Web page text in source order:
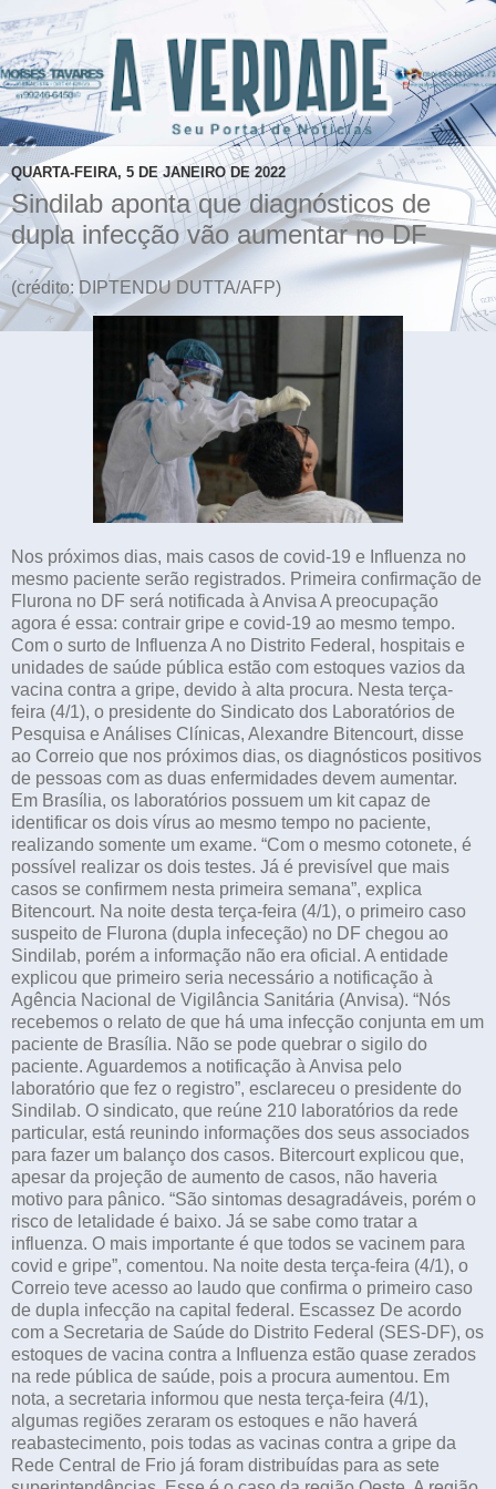
QUARTA-FEIRA, 5 DE JANEIRO DE 2022
Sindilab aponta que diagnósticos de
dupla infecção vão aumentar no DF
(crédito: DIPTENDU DUTTA/AFP)
Nos próximos dias, mais casos de covid-19 e Influenza no
mesmo paciente serão registrados. Primeira confirmação de
Flurona no DF será notificada à Anvisa A preocupação
agora é essa: contrair gripe e covid-19 ao mesmo tempo.
Com o surto de Influenza A no Distrito Federal, hospitais e
unidades de saúde pública estão com estoques vazios da
vacina contra a gripe, devido à alta procura. Nesta terça-
feira (4/1), o presidente do Sindicato dos Laboratórios de
Pesquisa e Análises Clínicas, Alexandre Bitencourt, disse
ao Correio que nos próximos dias, os diagnósticos positivos
de pessoas com as duas enfermidades devem aumentar.
Em Brasília, os laboratórios possuem um kit capaz de
identificar os dois vírus ao mesmo tempo no paciente,
realizando somente um exame. “Com o mesmo cotonete, é
possível realizar os dois testes. Já é previsível que mais
casos se confirmem nesta primeira semana”, explica
Bitencourt. Na noite desta terça-feira (4/1), o primeiro caso
suspeito de Flurona (dupla infeceção) no DF chegou ao
Sindilab, porém a informação não era oficial. A entidade
explicou que primeiro seria necessário a notificação à
Agência Nacional de Vigilância Sanitária (Anvisa). “Nós
recebemos o relato de que há uma infecção conjunta em um
paciente de Brasília. Não se pode quebrar o sigilo do
paciente. Aguardemos a notificação à Anvisa pelo
laboratório que fez o registro”, esclareceu o presidente do
Sindilab. O sindicato, que reúne 210 laboratórios da rede
particular, está reunindo informações dos seus associados
para fazer um balanço dos casos. Bitercourt explicou que,
apesar da projeção de aumento de casos, não haveria
motivo para pânico. “São sintomas desagradáveis, porém o
risco de letalidade é baixo. Já se sabe como tratar a
influenza. O mais importante é que todos se vacinem para
covid e gripe”, comentou. Na noite desta terça-feira (4/1), o
Correio teve acesso ao laudo que confirma o primeiro caso
de dupla infecção na capital federal. Escassez De acordo
com a Secretaria de Saúde do Distrito Federal (SES-DF), os
estoques de vacina contra a Influenza estão quase zerados
na rede pública de saúde, pois a procura aumentou. Em
nota, a secretaria informou que nesta terça-feira (4/1),
algumas regiões zeraram os estoques e não haverá
reabastecimento, pois todas as vacinas contra a gripe da
Rede Central de Frio já foram distribuídas para as sete